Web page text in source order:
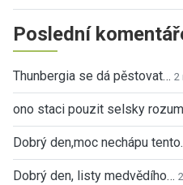
Poslední
Thunbergia se dá pěstovat… 2
ono staci pouzit selsky rozum
Dobrý den,moc nechápu
Dobrý den, listy medvědího…